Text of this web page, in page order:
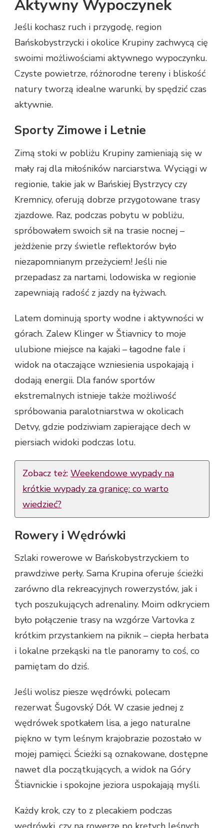
Aktywny Wypoczynek
Jeśli kochasz ruch i przygodę, region
Bańskobystrzycki i okolice Krupiny zachwycą cię
swoimi możliwościami aktywnego wypoczynku.
Czyste powietrze, różnorodne tereny i bliskość
natury tworzą idealne warunki, by spędzić czas
aktywnie.
Sporty Zimowe i Letnie
Zimą stoki w pobliżu Krupiny zamieniają się w
mały raj dla miłośników narciarstwa. Wyciągi w
regionie, takie jak w Bańskiej Bystrzycy czy
Kremnicy, oferują dobrze przygotowane trasy
zjazdowe. Raz, podczas pobytu w pobliżu,
spróbowałem swoich sił na trasie nocnej –
jeżdżenie przy świetle reflektorów było
niezapomnianym przeżyciem! Jeśli nie
przepadasz za nartami, lodowiska w regionie
zapewniają radość z jazdy na łyżwach.
Latem dominują sporty wodne i aktywności w
górach. Zalew Klinger w Štiavnicy to moje
ulubione miejsce na kajaki – łagodne fale i
widok na otaczające wzniesienia uspokajają i
dodają energii. Dla fanów sportów
ekstremalnych istnieje także możliwość
spróbowania paralotniarstwa w okolicach
Detvy, gdzie podziwiam zapierające dech w
piersiach widoki podczas lotu.
Zobacz też: Weekendowe wypady na
krótkie wypady za granicę: co warto
wiedzieć?
Rowery i Wędrówki
Szlaki rowerowe w Bańskobystrzyckiem to
prawdziwe perły. Sama Krupina oferuje ścieżki
zarówno dla rekreacyjnych rowerzystów, jak i
tych poszukujących adrenaliny. Moim odkryciem
było połączenie trasy na wzgórze Vartovka z
krótkim przystankiem na piknik – ciepła herbata
i lokalne przekąski na tle panoramy to coś, co
pamiętam do dziś.
Jeśli wolisz piesze wędrówki, polecam
rezerwat Šugovský Dół. W czasie jednej z
wędrówek spotkałem lisa, a jego naturalne
piękno w tym leśnym krajobrazie pozostało w
mojej pamięci. Ścieżki są oznakowane, dostępne
nawet dla początkujących, a widok na Góry
Štiavnickie i spokojne jeziora uspokajają myśli.
Każdy krok, czy to z plecakiem podczas